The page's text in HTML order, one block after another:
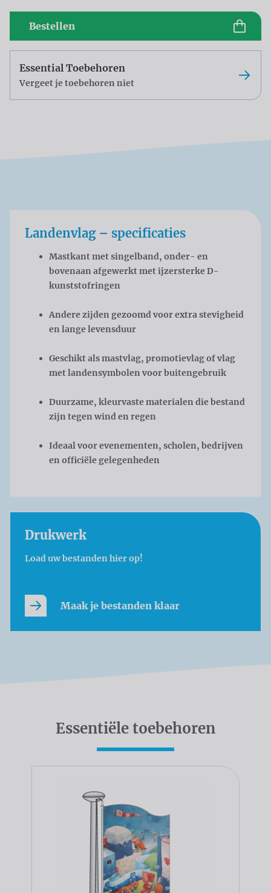
Bestellen
Essential Toebehoren
Vergeet je toebehoren niet
Landenvlag – specificaties
Mastkant met singelband, onder- en
bovenaan afgewerkt met ijzersterke D-
kunststofringen
Andere zijden gezoomd voor extra stevigheid
en lange levensduur
Geschikt als mastvlag, promotievlag of vlag
met landensymbolen voor buitengebruik
Duurzame, kleurvaste materialen die bestand
zijn tegen wind en regen
Ideaal voor evenementen, scholen, bedrijven
en officiële gelegenheden
Drukwerk
Load uw bestanden hier op!
Maak je bestanden klaar
Essentiële toebehoren